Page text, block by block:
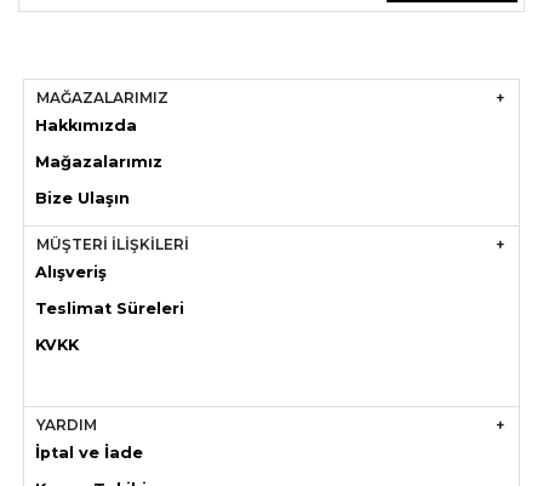
MAĞAZALARIMIZ
Hakkımızda
Mağazalarımız
Bize Ulaşın
MÜŞTERİ İLİŞKİLERİ
Alışveriş
Teslimat Süreleri
KVKK
YARDIM
İptal ve İade